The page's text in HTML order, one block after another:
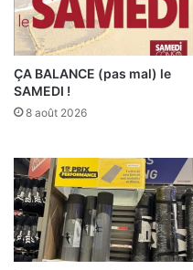
ÇA BALANCE (pas mal) le
SAMEDI !
8 août 2026